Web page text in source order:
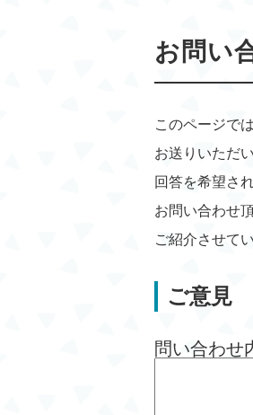
お問い
このページで
お送りいただ
回答を希望さ
お問い合わせ
ご紹介させて
ご意見
問い合わせ